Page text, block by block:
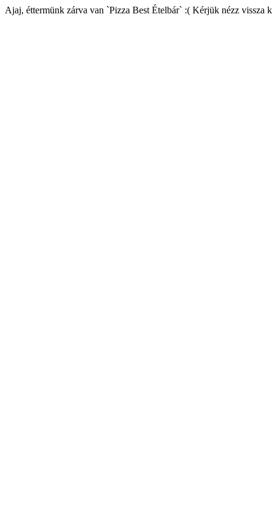
Ajaj, éttermünk zárva van `Pizza Best Ételbár` :( Kérjük nézz vissza